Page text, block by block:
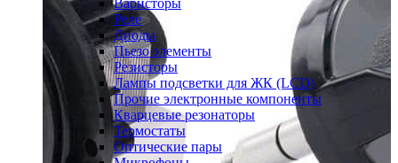
Варисторы
Реле
Диоды
Пьезо элементы
Резисторы
Лампы подсветки для ЖК (LCD)
Прочие электронные компоненты
Кварцевые резонаторы
Термостаты
Оптические пары